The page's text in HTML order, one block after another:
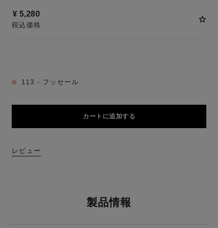
¥ 5,280
税込価格
113 - フッセール
カートに追加する
レビュー
製品情報